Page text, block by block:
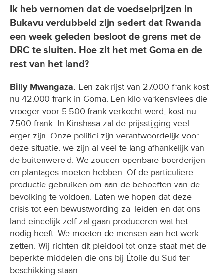
Ik heb vernomen dat de voedselprijzen in
Bukavu verdubbeld zijn sedert dat Rwanda
een week geleden besloot de grens met de
DRC te sluiten. Hoe zit het met Goma en de
rest van het land?
Billy Mwangaza. Een zak rijst van 27.000 frank kost
nu 42.000 frank in Goma. Een kilo varkensvlees die
vroeger voor 5.500 frank verkocht werd, kost nu
7.500 frank. In Kinshasa zal de prijsstijging veel
erger zijn. Onze politici zijn verantwoordelijk voor
deze situatie: we zijn al veel te lang afhankelijk van
de buitenwereld. We zouden openbare boerderijen
en plantages moeten hebben. Of de particuliere
productie gebruiken om aan de behoeften van de
bevolking te voldoen. Laten we hopen dat deze
crisis tot een bewustwording zal leiden en dat ons
land eindelijk zelf zal gaan produceren wat het
nodig heeft. We moeten de mensen aan het werk
zetten. Wij richten dit pleidooi tot onze staat met de
beperkte middelen die ons bij Étoile du Sud ter
beschikking staan.